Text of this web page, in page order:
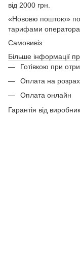
від 2000 грн.
«Нововю поштою» по
тарифами оператора.
Самовивіз
Більше інформації
Готівкою при
Оплата на
Оплата онлайн
Гарантія від